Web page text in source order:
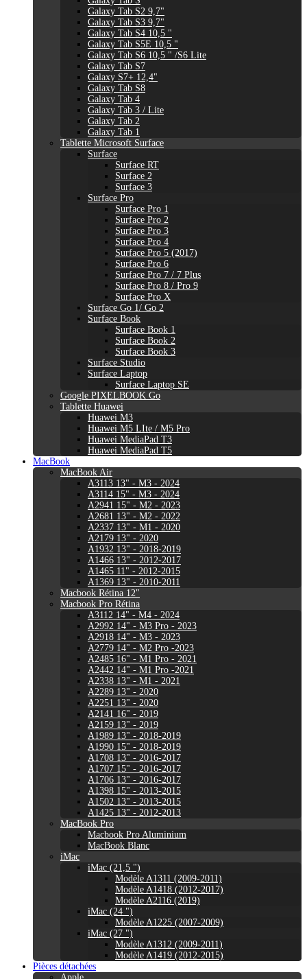
Galaxy Tab S2 9,7"
Galaxy Tab S3 9,7"
Galaxy Tab S4 10,5 "
Galaxy Tab S5E 10,5 "
Galaxy Tab S6 10,5 " /S6 Lite
Galaxy Tab S7
Galaxy S7+ 12,4"
Galaxy Tab S8
Galaxy Tab 4
Galaxy Tab 3 / Lite
Galaxy Tab 2
Galaxy Tab 1
Tablette Microsoft Surface
Surface
Surface RT
Surface 2
Surface 3
Surface Pro
Surface Pro 1
Surface Pro 2
Surface Pro 3
Surface Pro 4
Surface Pro 5 (2017)
Surface Pro 6
Surface Pro 7 / 7 Plus
Surface Pro 8 / Pro 9
Surface Pro X
Surface Go 1/ Go 2
Surface Book
Surface Book 1
Surface Book 2
Surface Book 3
Surface Studio
Surface Laptop
Surface Laptop SE
Google PIXELBOOK Go
Tablette Huawei
Huawei M3
Huawei M5 LIte / M5 Pro
Huawei MediaPad T3
Huawei MediaPad T5
MacBook
MacBook Air
A3113 13" - M3 - 2024
A3114 15" - M3 - 2024
A2941 15" - M2 - 2023
A2681 13" - M2 - 2022
A2337 13" - M1 - 2020
A2179 13" - 2020
A1932 13" - 2018-2019
A1466 13" - 2012-2017
A1465 11" - 2012-2015
A1369 13" - 2010-2011
Macbook Rétina 12"
Macbook Pro Rétina
A3112 14" - M4 - 2024
A2992 14" - M3 Pro - 2023
A2918 14" - M3 - 2023
A2779 14" - M2 Pro -2023
A2485 16" - M1 Pro - 2021
A2442 14" - M1 Pro -2021
A2338 13" - M1 - 2021
A2289 13" - 2020
A2251 13" - 2020
A2141 16" - 2019
A2159 13" - 2019
A1989 13" - 2018-2019
A1990 15" - 2018-2019
A1708 13" - 2016-2017
A1707 15" - 2016-2017
A1706 13" - 2016-2017
A1398 15" - 2013-2015
A1502 13" - 2013-2015
A1425 13" - 2012-2013
MacBook Pro
Macbook Pro Aluminium
MacBook Blanc
iMac
iMac (21,5 ")
Modèle A1311 (2009-2011)
Modèle A1418 (2012-2017)
Modèle A2116 (2019)
iMac (24 ")
Modèle A1225 (2007-2009)
iMac (27 ")
Modèle A1312 (2009-2011)
Modèle A1419 (2012-2015)
Pièces détachées